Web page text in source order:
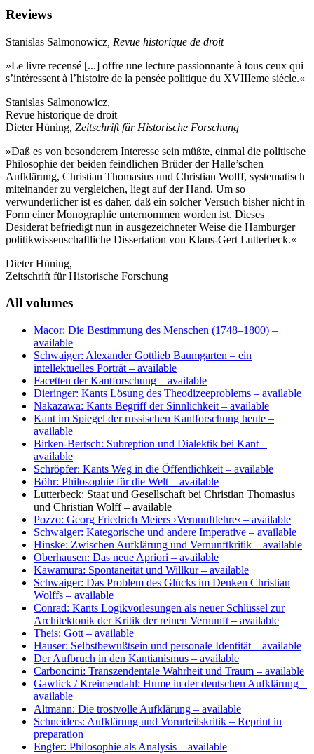
Reviews
Stanislas Salmonowicz , Revue historique de droit
»Le livre recensé [...] offre une lecture passionnante à tous ceux qui
s’intéressent à l’histoire de la pensée politique du XVIIIeme siècle.«
Stanislas Salmonowicz,
Revue historique de droit
Dieter Hüning , Zeitschrift für Historische Forschung
»Daß es von besonderem Interesse sein müßte, einmal die politische
Philosophie der beiden feindlichen Brüder der Halle’schen
Aufklärung, Christian Thomasius und Christian Wolff, systematisch
miteinander zu vergleichen, liegt auf der Hand. Um so
verwunderlicher ist es daher, daß ein solcher Versuch bisher nicht in
Form einer Monographie unternommen worden ist. Dieses
Desiderat befriedigt nun in ausgezeichneter Weise die Hamburger
politikwissenschaftliche Dissertation von Klaus-Gert Lutterbeck.«
Dieter Hüning,
Zeitschrift für Historische Forschung
All volumes
Macor: Die Bestimmung des Menschen (1748–1800) –
available
Schwaiger: Alexander Gottlieb Baumgarten – ein
intellektuelles Porträt – available
Facetten der Kantforschung – available
Dieringer: Kants Lösung des Theodizeeproblems – available
Nakazawa: Kants Begriff der Sinnlichkeit – available
Kant im Spiegel der russischen Kantforschung heute –
available
Birken-Bertsch: Subreption und Dialektik bei Kant –
available
Schröpfer: Kants Weg in die Öffentlichkeit – available
Böhr: Philosophie für die Welt – available
Lutterbeck: Staat und Gesellschaft bei Christian Thomasius
und Christian Wolff– available
Pozzo: Georg Friedrich Meiers ›Vernunftlehre‹ – available
Schwaiger: Kategorische und andere Imperative – available
Hinske: Zwischen Aufklärung und Vernunftkritik – available
Oberhausen: Das neue Apriori – available
Kawamura: Spontaneität und Willkür– available
Schwaiger: Das Problem des Glücks im Denken Christian
Wolffs – available
Conrad: Kants Logikvorlesungen als neuer Schlüssel zur
Architektonik der Kritik der reinen Vernunft – available
Theis: Gott – available
Hauser: Selbstbewußtsein und personale Identität – available
Der Aufbruch in den Kantianismus – available
Carboncini: Transzendentale Wahrheit und Traum – available
Gawlick / Kreimendahl: Hume in der deutschen Aufklärung –
available
Altmann: Die trostvolle Aufklärung – available
Schneiders: Aufklärung und Vorurteilskritik – Reprint in
preparation
Engfer: Philosophie als Analysis – available